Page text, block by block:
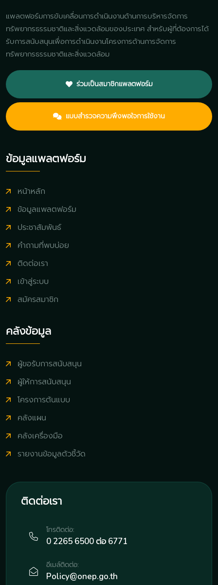
แพลตฟอร์มการขับเคลื่อนการดำเนินงานด้านการบริหารจัดการ
ทรัพยากรธรรมชาติและสิ่งแวดล้อมของประเทศ สำหรับผู้ที่ต้องการได้
รับการสนับสนุนเพื่อการดำเนินงานโครงการด้านการจัดการ
ทรัพยากรธรรมชาติและสิ่งแวดล้อม
ร่วมเป็นสมาชิกแพลตฟอร์ม
แบบสำรวจความพึงพอใจการใช้งาน
ข้อมูลแพลตฟอร์ม
หน้าหลัก
ข้อมูลแพลตฟอร์ม
ประชาสัมพันธ์
คำถามที่พบบ่อย
ติดต่อเรา
เข้าสู่ระบบ
สมัครสมาชิก
คลังข้อมูล
ผู้ขอรับการสนับสนุน
ผู้ให้การสนับสนุน
โครงการต้นแบบ
คลังแผน
คลังเครื่องมือ
รายงานข้อมูลตัวชี้วัด
ติดต่อเรา
โทรติดต่อ:
0 2265 6500 ต่อ 6771
อีเมล์ติดต่อ:
Policy@onep.go.th